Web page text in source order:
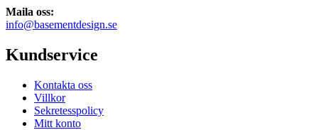
Maila oss:
info@basementdesign.se
Kundservice
Kontakta oss
Villkor
Sekretesspolicy
Mitt konto